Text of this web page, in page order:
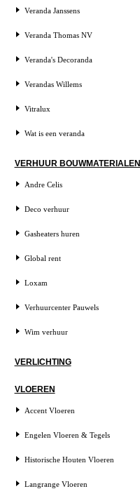
Veranda Janssens
Veranda Thomas NV
Veranda's Decoranda
Verandas Willems
Vitralux
Wat is een veranda
VERHUUR BOUWMATERIALEN
Andre Celis
Deco verhuur
Gasheaters huren
Global rent
Loxam
Verhuurcenter Pauwels
Wim verhuur
VERLICHTING
VLOEREN
Accent Vloeren
Engelen Vloeren & Tegels
Historische Houten Vloeren
Langrange Vloeren